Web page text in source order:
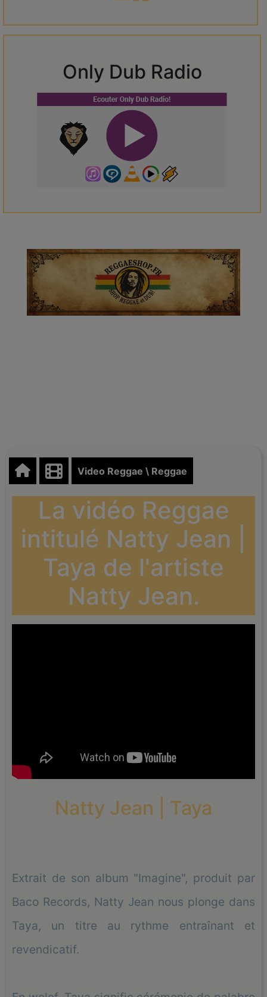
Only Dub Radio
Video Reggae \ Reggae
La vidéo Reggae
intitulé Natty Jean |
Taya de l'artiste
Natty Jean.
Natty Jean | Taya
Extrait de son album "Imagine", produit par
Baco Records, Natty Jean nous plonge dans
Taya, un titre au rythme entraînant et
revendicatif.